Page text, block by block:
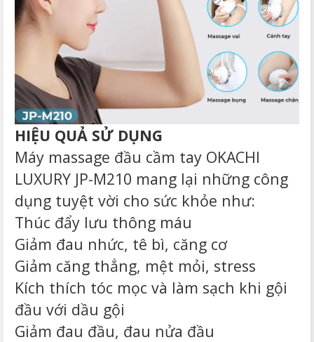
HIỆU QUẢ SỬ DỤNG
Máy massage đầu cầm tay OKACHI
LUXURY JP-M210 mang lại những công
dụng tuyệt vời cho sức khỏe như:
Thúc đẩy lưu thông máu
Giảm đau nhức, tê bì, căng cơ
Giảm căng thẳng, mệt mỏi, stress
Kích thích tóc mọc và làm sạch khi gội
đầu với dầu gội
Giảm đau đầu, đau nửa đầu